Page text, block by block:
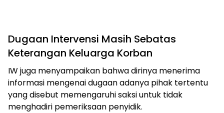
Dugaan Intervensi Masih Sebatas
Keterangan Keluarga Korban
IW juga menyampaikan bahwa dirinya menerima
informasi mengenai dugaan adanya pihak tertentu
yang disebut memengaruhi saksi untuk tidak
menghadiri pemeriksaan penyidik.